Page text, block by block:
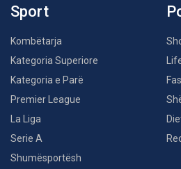
Sport
Kombëtarja
Kategoria Superiore
Kategoria e Parë
Premier League
La Liga
Serie A
Shumësportësh